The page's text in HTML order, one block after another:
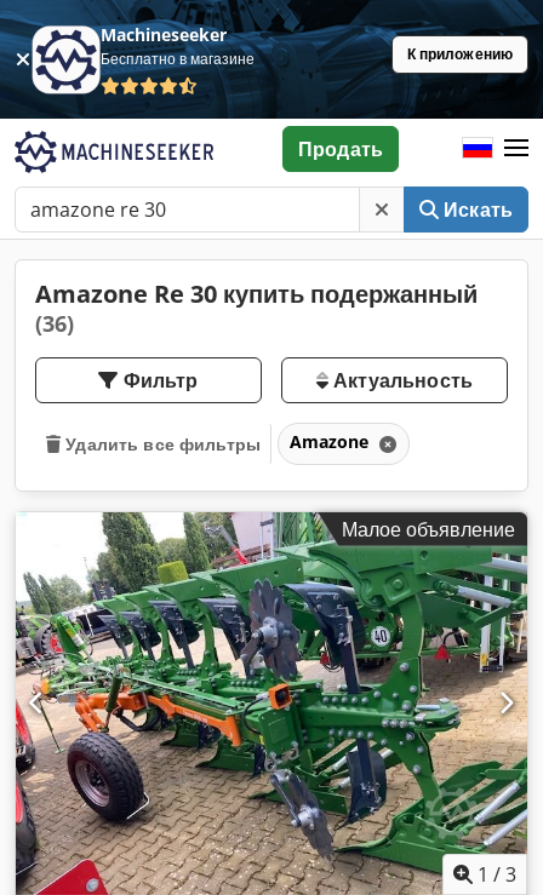
Machineseeker
Бесплатно в магазине К приложению
Искать
Продать
Amazone Re 30 купить подержанный
(36)
Фильтр Актуальность
Удалить все фильтры Amazone
Малое объявление
1 /3